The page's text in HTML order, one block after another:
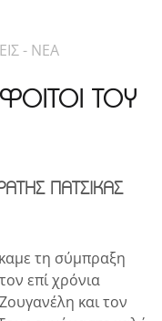
- ΝΕΑ
ΤΟΥ
ΠΑΤΣΙΚΑΣ
τη σύμπραξη
επί χρόνια
και τον